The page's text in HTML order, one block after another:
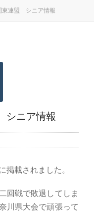
東連盟 シニア情報
ニア情報
掲載されました。
回戦で敗退してしま
川県大会で頑張って